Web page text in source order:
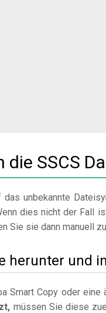
SSCS
das unbekannte
dies nicht der Fall
Sie sie dann manuell
herunter und
Smart Copy oder
müssen Sie diese